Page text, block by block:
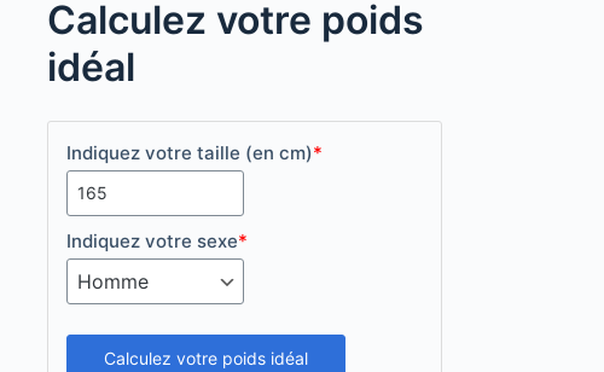
Calculez votre poids
idéal
Indiquez votre taille (en cm)*
Indiquez votre sexe*
Calculez votre poids idéal